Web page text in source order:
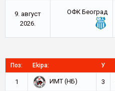
9. август
2026.
ОФК Београд
Поз: Ekipa: У
1 ИМТ (НБ) 3